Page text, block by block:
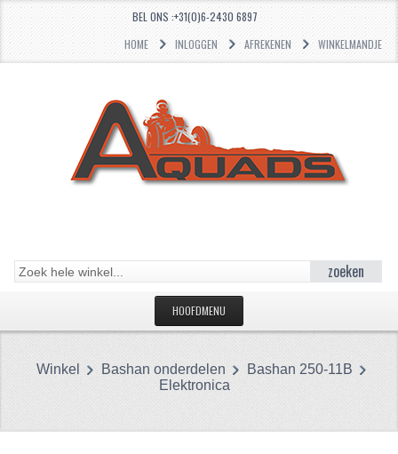
BEL ONS :+31(0)6-2430 6897
HOME
INLOGGEN AFREKENEN WINKELMANDJE
zoeken
HOOFDMENU
CATEGORIEËN
Winkel Bashan onderdelen
Bashan 250-11B
Elektronica